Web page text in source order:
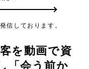
信しております。
を動画で資
「会う前か